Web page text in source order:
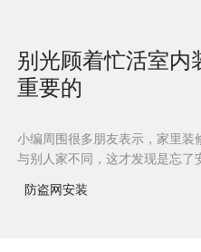
别光顾着忙活室内
重要的
小编周围很多朋友表示，家里装
与别人家不同，这才发现是忘了
防盗网安装